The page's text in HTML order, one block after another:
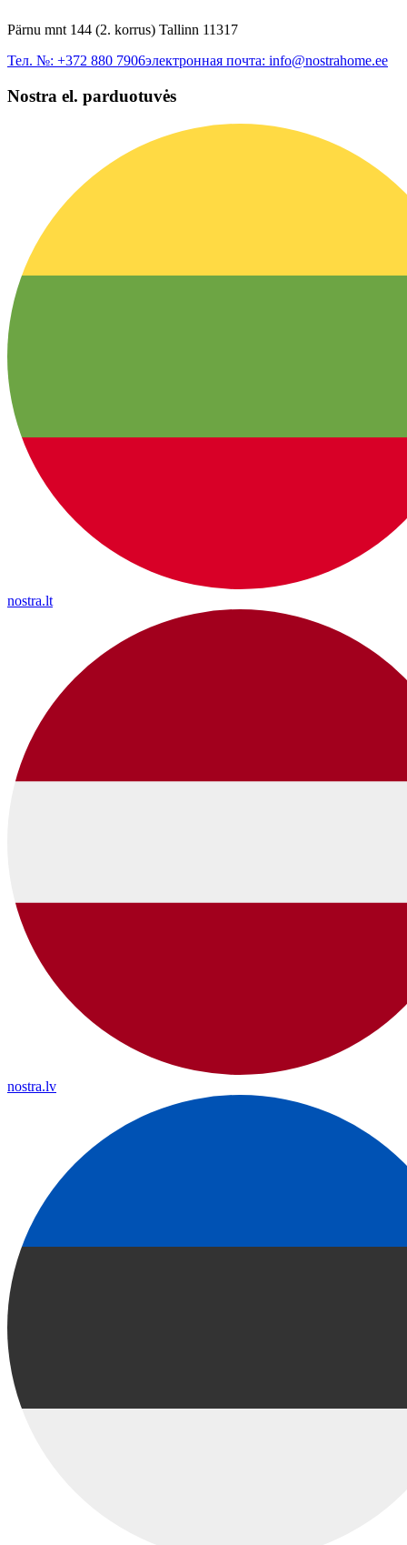
Pärnu mnt 144 (2. korrus) Tallinn 11317
Тел. №: +372 880 7906электронная почта: info@nostrahome.ee
Nostra el. parduotuvės
nostra.lt
nostra.lv